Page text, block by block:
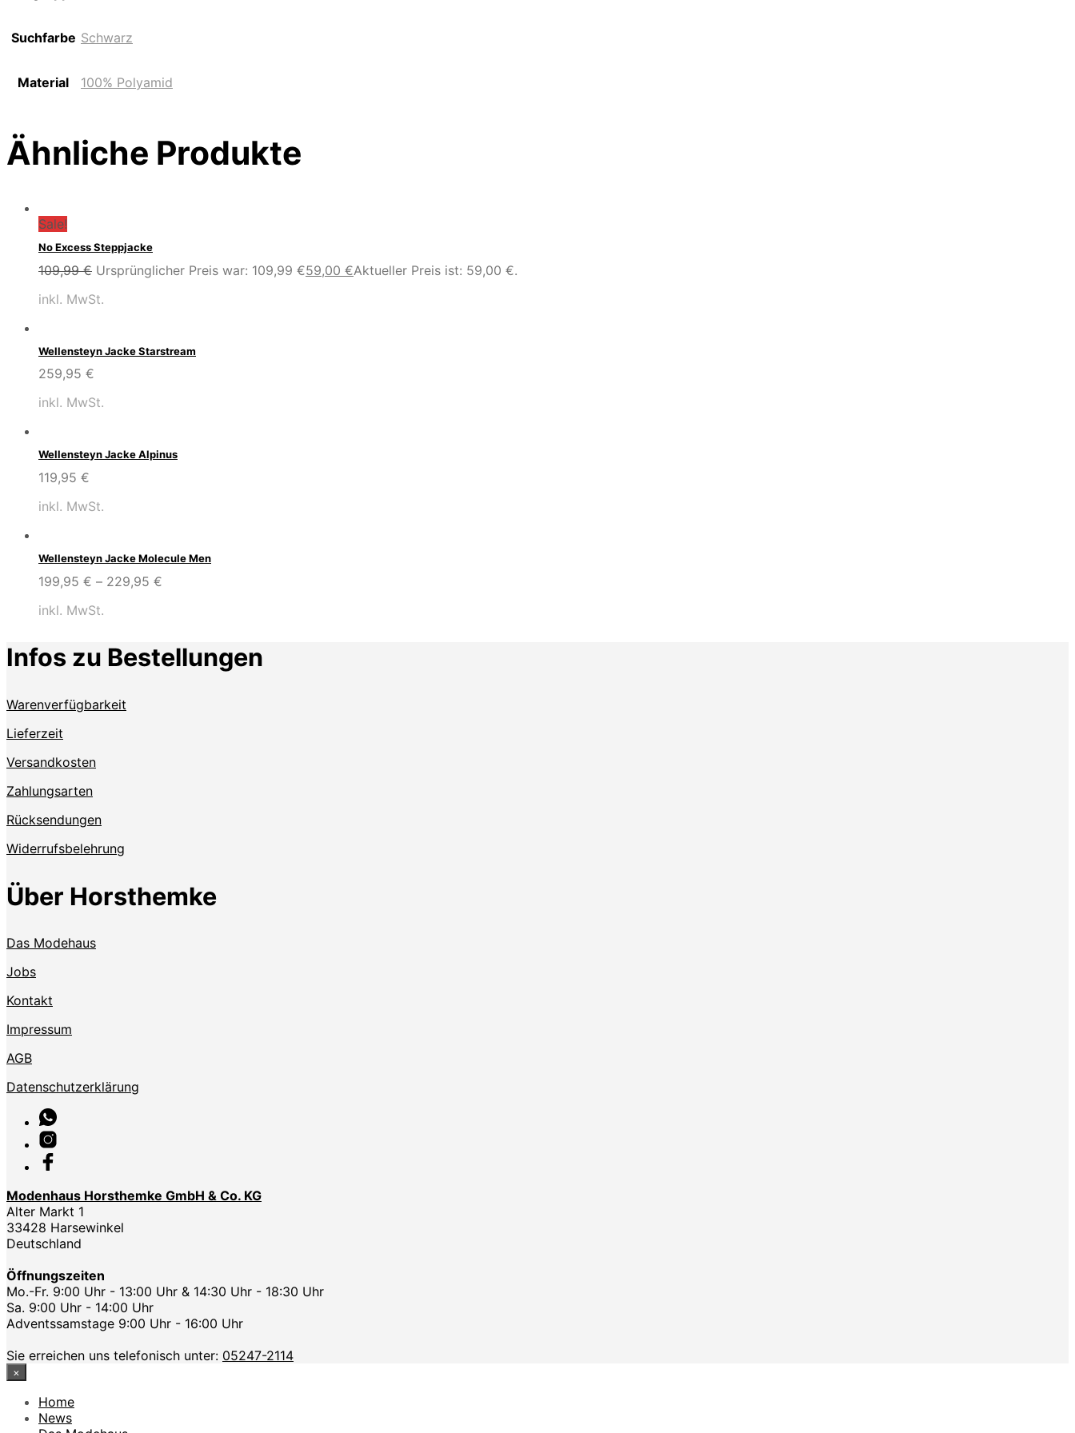
Suchfarbe Schwarz
Material 100% Polyamid
Ähnliche Produkte
Sale!
No Excess Steppjacke
109,99€ Ursprünglicher Preis war: 109,99 €59,00 €Aktueller Preis ist: 59,00 €.
inkl. MwSt.
Wellensteyn Jacke Starstream
259,95 €
inkl. MwSt.
Wellensteyn Jacke Alpinus
119,95 €
inkl. MwSt.
Wellensteyn Jacke Molecule Men
199,95 € – 229,95 €
inkl. MwSt.
Infos zu Bestellungen
Warenverfügbarkeit
Lieferzeit
Versandkosten
Zahlungsarten
Rücksendungen
Widerrufsbelehrung
Über Horsthemke
Das Modehaus
Jobs
Kontakt
Impressum
AGB
Datenschutzerklärung
Modenhaus Horsthemke GmbH & Co. KG
Alter Markt 1
33428 Harsewinkel
Deutschland
Öffnungszeiten
Mo.-Fr. 9:00 Uhr - 13:00 Uhr & 14:30 Uhr - 18:30 Uhr
Sa. 9:00 Uhr - 14:00 Uhr
Adventssamstage 9:00 Uhr - 16:00 Uhr
Sie erreichen uns telefonisch unter: 05247-2114
×
Home
News